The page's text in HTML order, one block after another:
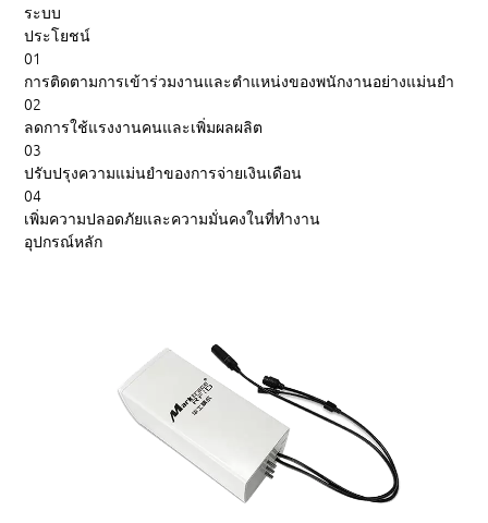
ระบบ
ประโยชน์
01
การติดตามการเข้าร่วมงานและตำแหน่งของพนักงานอย่างแม่นยำ
02
ลดการใช้แรงงานคนและเพิ่มผลผลิต
03
ปรับปรุงความแม่นยำของการจ่ายเงินเดือน
04
เพิ่มความปลอดภัยและความมั่นคงในที่ทำงาน
อุปกรณ์หลัก